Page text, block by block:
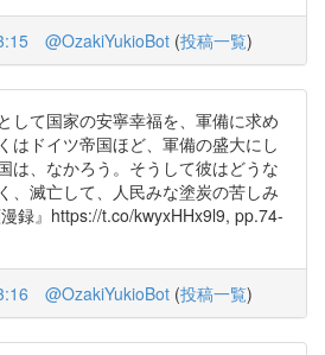
@OzakiYukioBot (投稿一覧)
して国家の安寧幸福を、軍備に求め
はドイツ帝国ほど、軍備の盛大にし
は、なかろう。そうして彼はどうな
、滅亡して、人民みな塗炭の苦しみ
録』https://t.co/kwyxHHx9l9, pp.74-
@OzakiYukioBot (投稿一覧)